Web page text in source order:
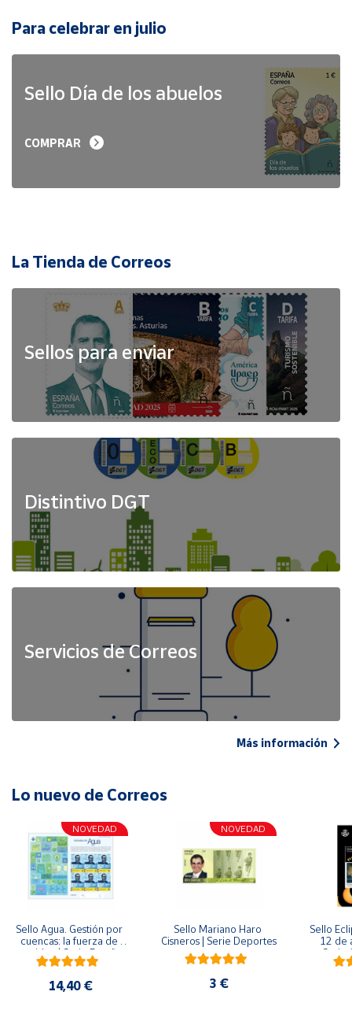
Para celebrar en julio
Sello Día de los abuelos
COMPRAR
La Tienda de Correos
Sellos para enviar
Distintivo DGT
Servicios de Correos
Más información
Lo nuevo de Correos
NOVEDAD
Sello Agua. Gestión por
cuencas: la fuerza de
una idea.| Serie España
ES| Pliego Premium
14,40 €
NOVEDAD
Sello Mariano Haro
Cisneros | Serie Deportes
3 €
Sello
12 de
Serie